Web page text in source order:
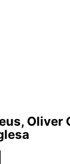
Oliver